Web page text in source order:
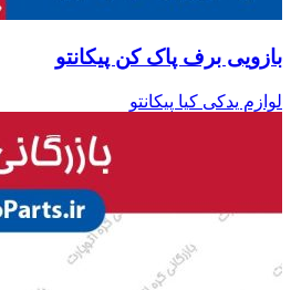
بازویی برف پاک کن پیکانتو
لوازم یدکی کیا پیکانتو